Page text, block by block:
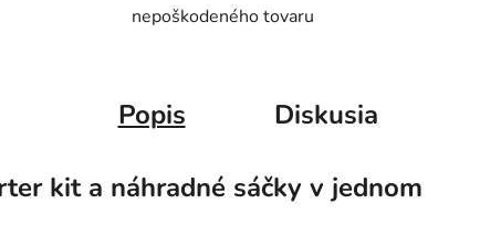
nepoškodeného tovaru
Popis Diskusia
kit a náhradné sáčky v jednom